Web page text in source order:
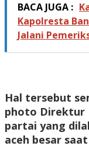
BACA JUGA :
Kapolresta
Jalani
‎Hal tersebut
photo Direktur
partai yang
aceh besar